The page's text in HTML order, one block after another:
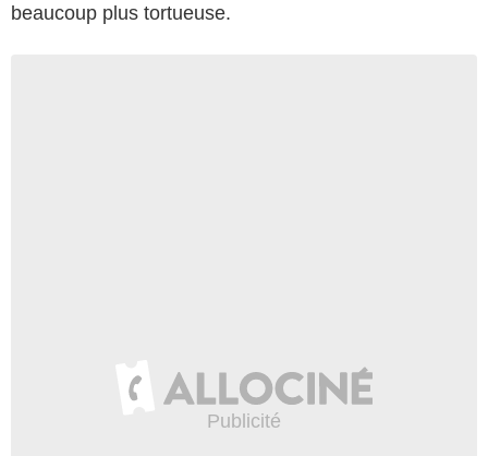
beaucoup plus tortueuse.